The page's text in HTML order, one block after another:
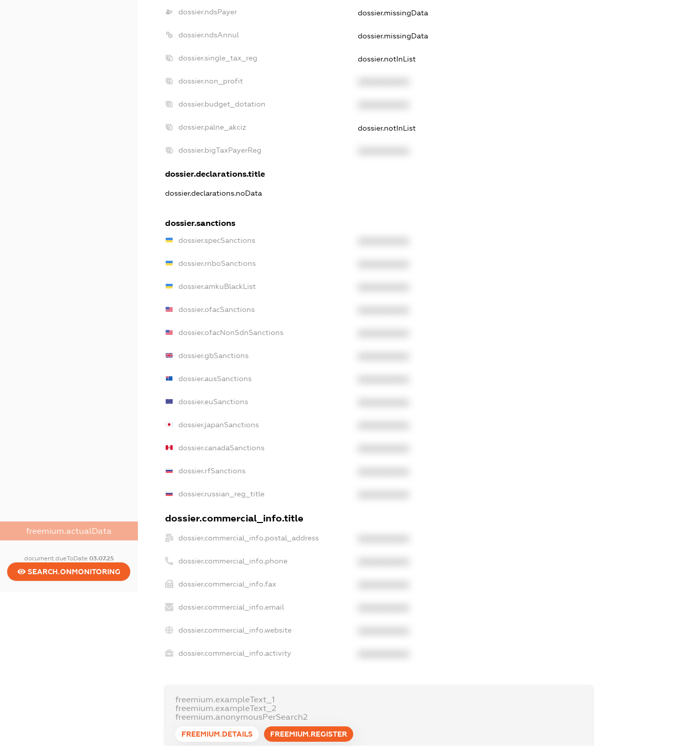
freemium.actualData
document.dueToDate 03.07.25
SEARCH.ONMONITORING
dossier.ndsPayer dossier.missingData
dossier.ndsAnnul dossier.missingData
dossier.single_tax_reg dossier.notInList
dossier.non_profit
dossier.budget_dotation
dossier.palne_akciz dossier.notInList
dossier.bigTaxPayerReg
dossier.declarations.title
dossier.declarations.noData
dossier.sanctions
dossier.specSanctions
dossier.rnboSanctions
dossier.amkuBlackList
dossier.ofacSanctions
dossier.ofacNonSdnSanctions
dossier.gbSanctions
dossier.ausSanctions
dossier.euSanctions
dossier.japanSanctions
dossier.canadaSanctions
dossier.rfSanctions
dossier.russian_reg_title
dossier.commercial_info.title
dossier.commercial_info.postal_address
dossier.commercial_info.phone
dossier.commercial_info.fax
dossier.commercial_info.email
dossier.commercial_info.website
dossier.commercial_info.activity
freemium.exampleText_1
freemium.exampleText_2
freemium.anonymousPerSearch2
FREEMIUM.DETAILS FREEMIUM.REGISTER